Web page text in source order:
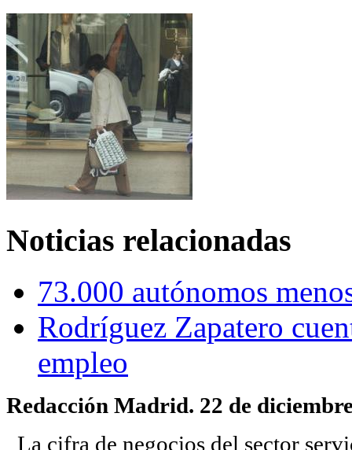
Noticias relacionadas
73.000 autónomos
Rodríguez Zapatero
empleo
Redacción Madrid. 22 de
La cifra de negocios del sector